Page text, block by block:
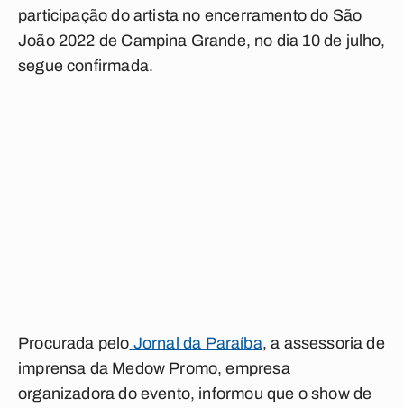
participação do artista no encerramento do São
João 2022 de Campina Grande, no dia 10 de julho,
segue confirmada.
Procurada pelo Jornal da Paraíba, a assessoria de
imprensa da Medow Promo, empresa
organizadora do evento, informou que o show de